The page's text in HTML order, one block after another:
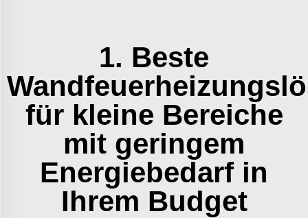
1. Beste
für kleine Bereiche
mit geringem
Energiebedarf in
Ihrem Budget